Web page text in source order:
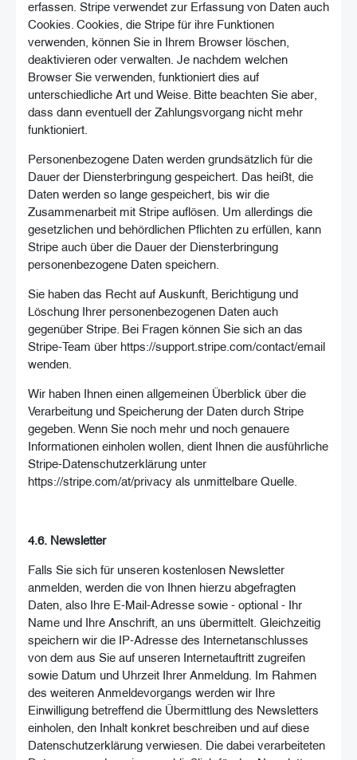
erfassen. Stripe verwendet zur Erfassung von Daten auch
Cookies. Cookies, die Stripe für ihre Funktionen
verwenden, können Sie in Ihrem Browser löschen,
deaktivieren oder verwalten. Je nachdem welchen
Browser Sie verwenden, funktioniert dies auf
unterschiedliche Art und Weise. Bitte beachten Sie aber,
dass dann eventuell der Zahlungsvorgang nicht mehr
funktioniert.
Personenbezogene Daten werden grundsätzlich für die
Dauer der Diensterbringung gespeichert. Das heißt, die
Daten werden so lange gespeichert, bis wir die
Zusammenarbeit mit Stripe auflösen. Um allerdings die
gesetzlichen und behördlichen Pflichten zu erfüllen, kann
Stripe auch über die Dauer der Diensterbringung
personenbezogene Daten speichern.
Sie haben das Recht auf Auskunft, Berichtigung und
Löschung Ihrer personenbezogenen Daten auch
gegenüber Stripe. Bei Fragen können Sie sich an das
Stripe-Team über https://support.stripe.com/contact/email
wenden.
Wir haben Ihnen einen allgemeinen Überblick über die
Verarbeitung und Speicherung der Daten durch Stripe
gegeben. Wenn Sie noch mehr und noch genauere
Informationen einholen wollen, dient Ihnen die ausführliche
Stripe-Datenschutzerklärung unter
https://stripe.com/at/privacy als unmittelbare Quelle.
4.6. Newsletter
Falls Sie sich für unseren kostenlosen Newsletter
anmelden, werden die von Ihnen hierzu abgefragten
Daten, also Ihre E-Mail-Adresse sowie - optional - Ihr
Name und Ihre Anschrift, an uns übermittelt. Gleichzeitig
speichern wir die IP-Adresse des Internetanschlusses
von dem aus Sie auf unseren Internetauftritt zugreifen
sowie Datum und Uhrzeit Ihrer Anmeldung. Im Rahmen
des weiteren Anmeldevorgangs werden wir Ihre
Einwilligung betreffend die Übermittlung des Newsletters
einholen, den Inhalt konkret beschreiben und auf diese
Datenschutzerklärung verwiesen. Die dabei verarbeiteten